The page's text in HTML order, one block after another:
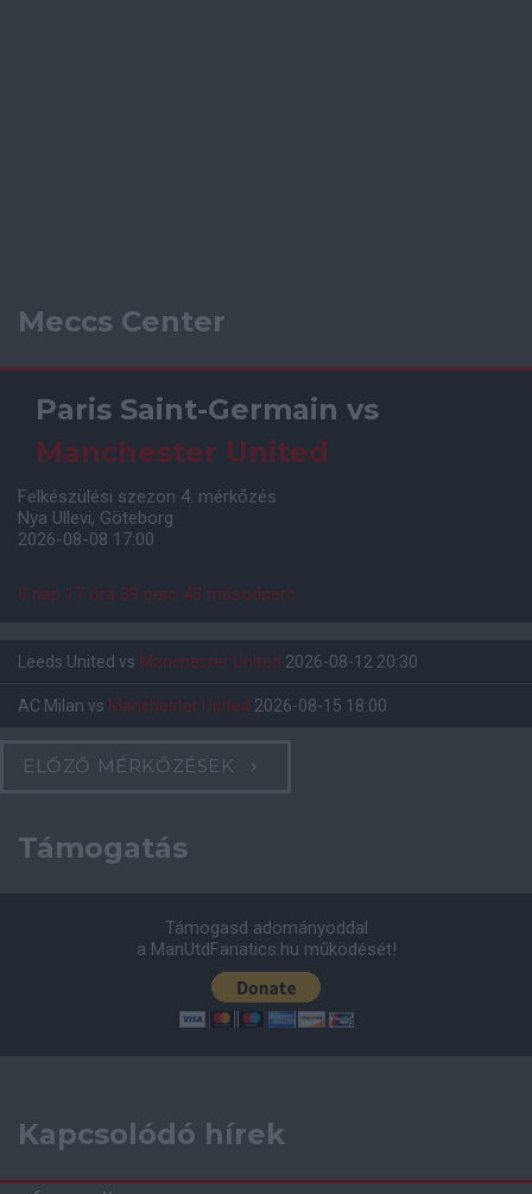
Meccs Center
Paris Saint-Germain vs
Manchester United
Felkészülési szezon 4. mérkőzés
Nya Ullevi, Göteborg
2026-08-08 17:00
0 nap 17 óra 39 perc 42 másodperc
Leeds United vs Manchester United 2026-08-12 20:30
AC Milan vs Manchester United 2026-08-15 18:00
ELŐZŐ MÉRKŐZÉSEK
Támogatás
Támogasd adományoddal
a ManUtdFanatics.hu működését!
Kapcsolódó hírek